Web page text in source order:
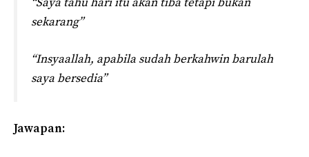
sekarang”
“Insyaallah, apabila sudah berkahwin barulah
saya bersedia”
Jawapan: